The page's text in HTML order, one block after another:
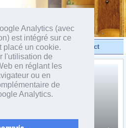
Analytics (avec
est intégré sur ce
placé un cookie.
l'utilisation de
en réglant les
ou en
de
Analytics.
Produits Contact
powered by webEdition CMS